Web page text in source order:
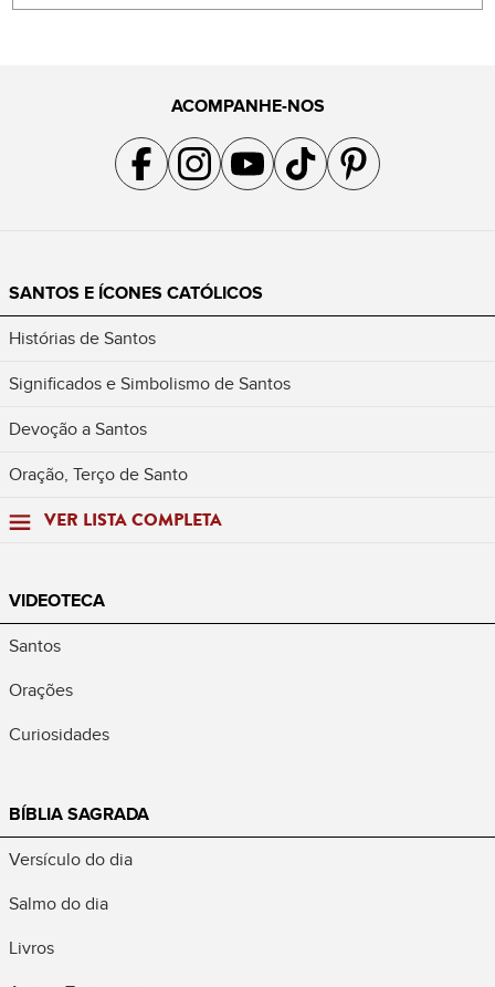
ACOMPANHE-NOS
Acompanhe a gente no Facebook
Acompanhe a gente no Instagram
Acompanhe a gente no YouTube
Acompanhe a gente no TikTok
Acompanhe a gente no
SANTOS E ÍCONES CATÓLICOS
Histórias de Santos
Significados e Simbolismo de Santos
Devoção a Santos
Oração, Terço de Santo
VER LISTA COMPLETA
VIDEOTECA
Santos
Orações
Curiosidades
BÍBLIA SAGRADA
Versículo do dia
Salmo do dia
Livros